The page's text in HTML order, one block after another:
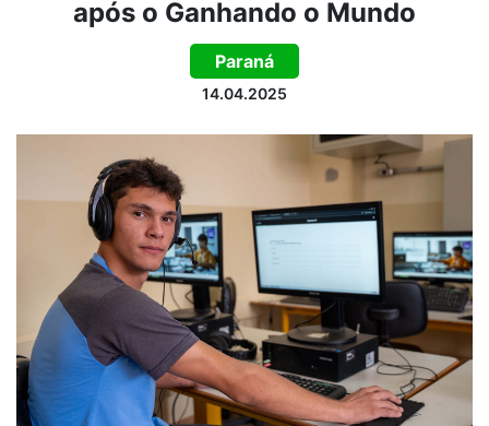
após o Ganhando o Mundo
Paraná
14.04.2025